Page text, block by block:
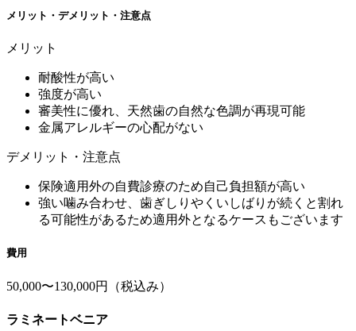
メリット・デメリット・注意点
メリット
耐酸性が高い
強度が高い
審美性に優れ、天然歯の自然な色調が再現可能
金属アレルギーの心配がない
デメリット・注意点
保険適用外の自費診療のため自己負担額が高い
強い噛み合わせ、歯ぎしりやくいしばりが続くと割れ
る可能性があるため適用外となるケースもございます
費用
50,000〜130,000円（税込み）
ラミネートベニア